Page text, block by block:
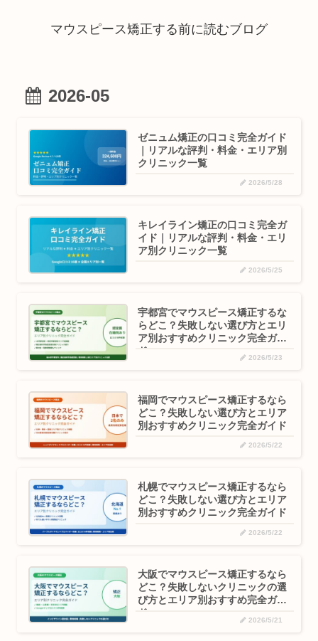
マウスピース矯正する前に読むブログ
2026-05
ゼニュム矯正の口コミ完全ガイド
｜リアルな評判・料金・エリア別
クリニック一覧
2026/5/28
キレイライン矯正の口コミ完全ガ
イド｜リアルな評判・料金・エリ
ア別クリニック一覧
2026/5/25
宇都宮でマウスピース矯正するな
らどこ？失敗しない選び方とエリ
ア別おすすめクリニック完全ガイ
ド
2026/5/23
福岡でマウスピース矯正するなら
どこ？失敗しない選び方とエリア
別おすすめクリニック完全ガイド
2026/5/22
札幌でマウスピース矯正するなら
どこ？失敗しない選び方とエリア
別おすすめクリニック完全ガイド
2026/5/22
大阪でマウスピース矯正するなら
どこ？失敗しないクリニックの選
び方とエリア別おすすめ完全ガイ
ド
2026/5/21